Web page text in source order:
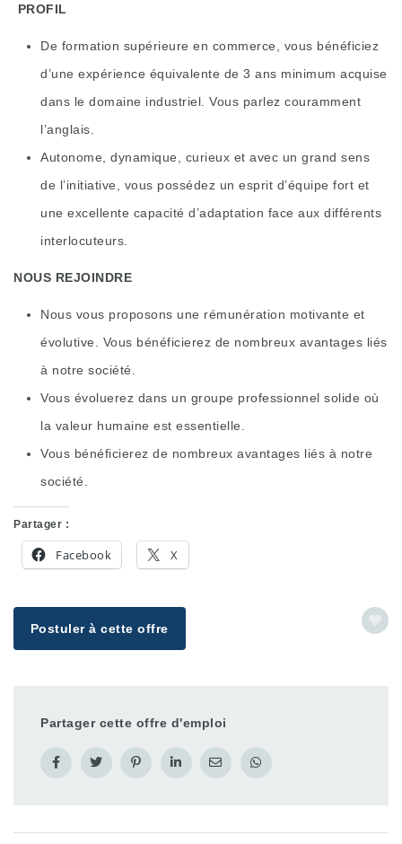
PROFIL
De formation supérieure en commerce, vous bénéficiez
d’une expérience équivalente de 3 ans minimum acquise
dans le domaine industriel. Vous parlez couramment
l’anglais.
Autonome, dynamique, curieux et avec un grand sens
de l’initiative, vous possédez un esprit d’équipe fort et
une excellente capacité d’adaptation face aux différents
interlocuteurs.
NOUS REJOINDRE
Nous vous proposons une rémunération motivante et
évolutive. Vous bénéficierez de nombreux avantages liés
à notre société.
Vous évoluerez dans un groupe professionnel solide où
la valeur humaine est essentielle.
Vous bénéficierez de nombreux avantages liés à notre
société.
Partager :
Facebook X
Postuler à cette offre
Partager cette offre d'emploi